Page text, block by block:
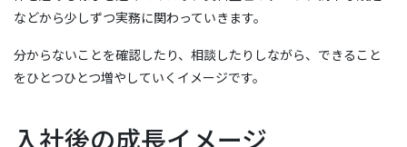
などから少しずつ実務に関わっていきます。
分からないことを確認したり、相談したりしながら、できること
をひとつひとつ増やしていくイメージです。